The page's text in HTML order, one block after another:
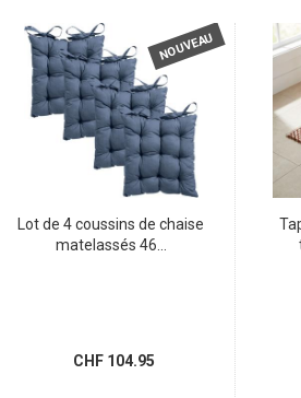
NOUVEAU
Lot de 4 coussins de chaise
matelassés 46...
CHF 104.95